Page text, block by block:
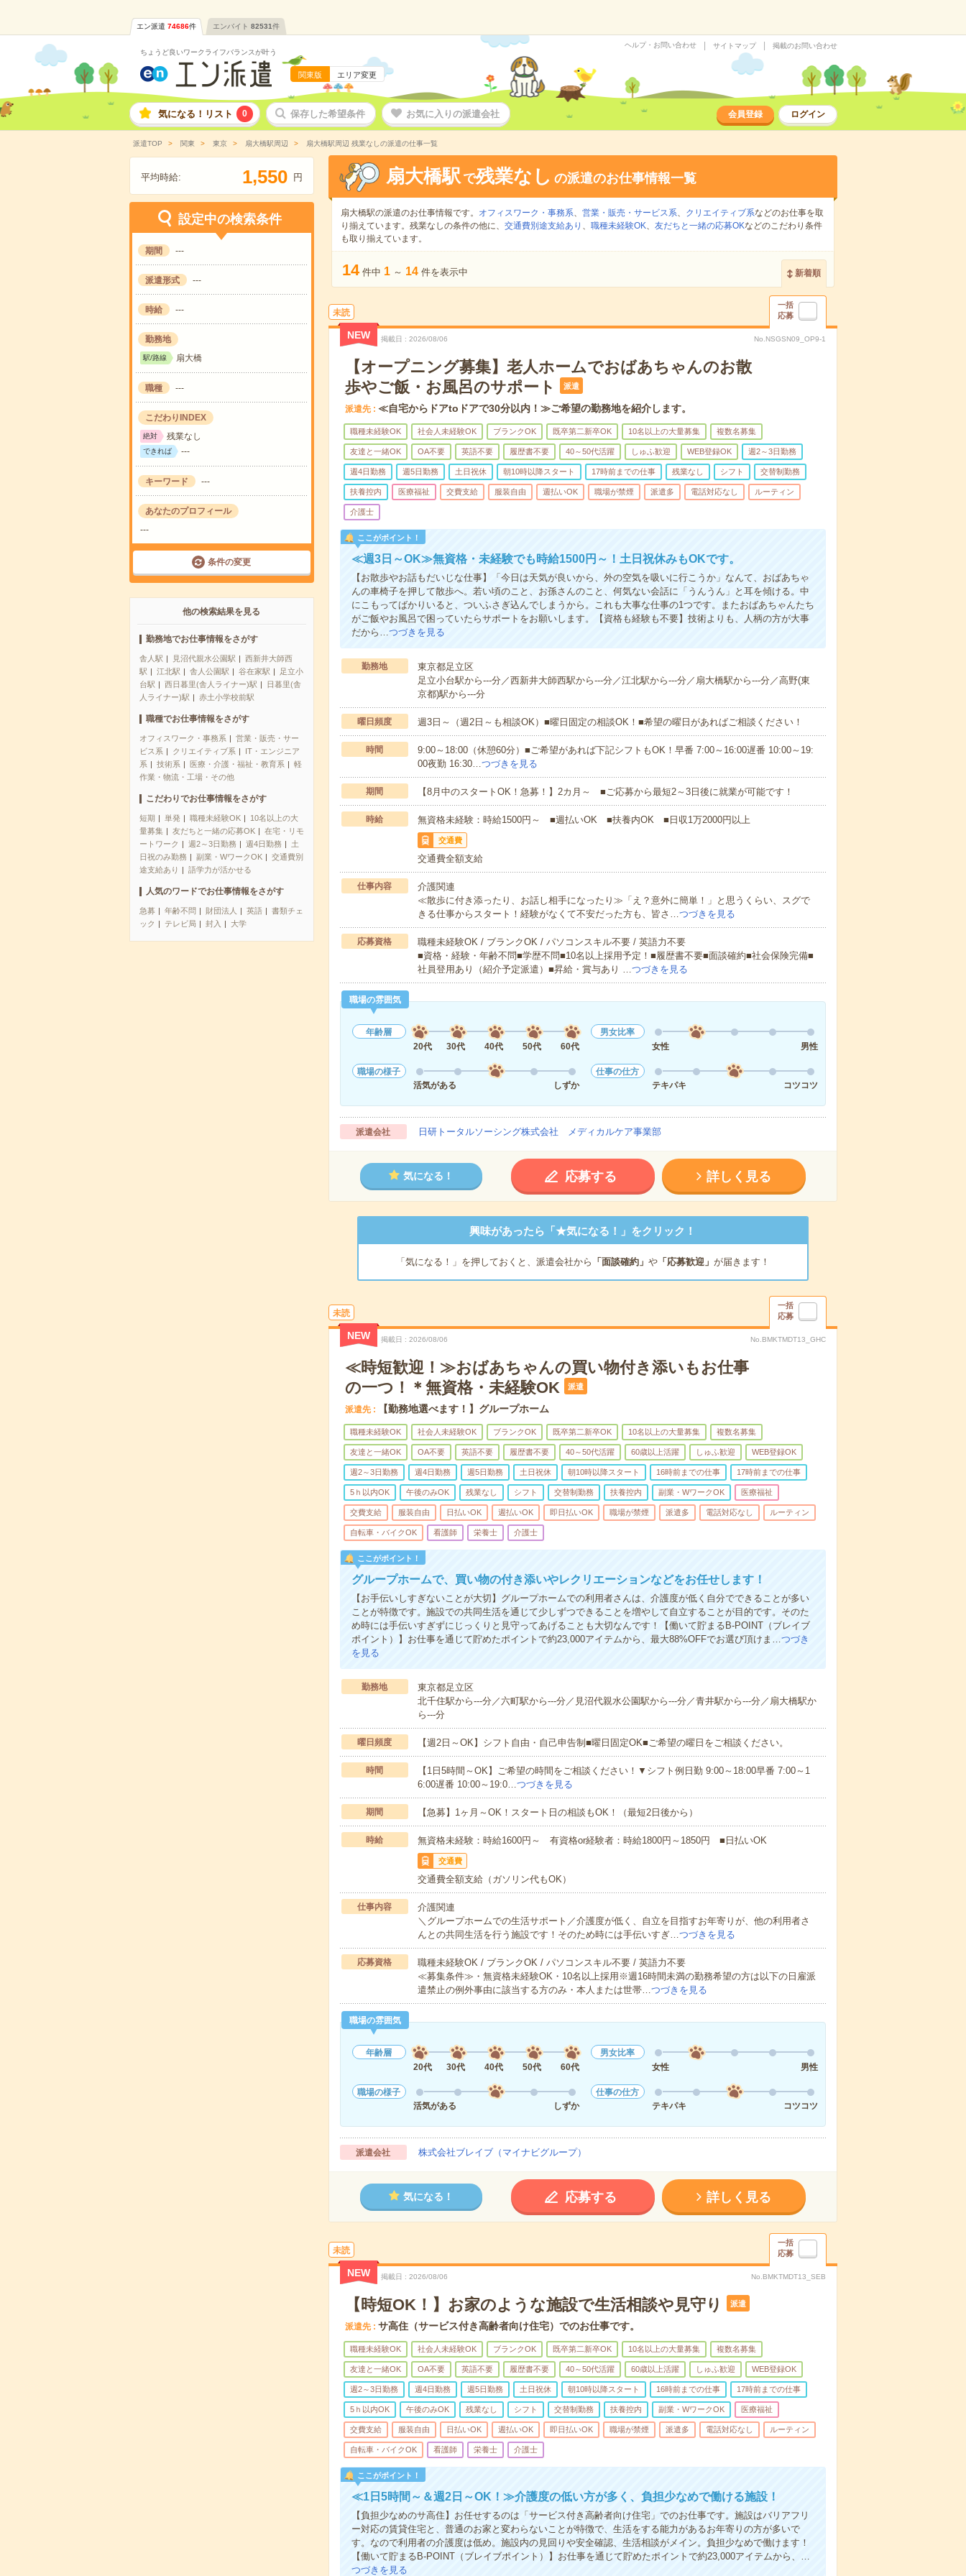
エン派遣 74686件 エンバイト 82531件
ちょうど良いワークライフバランスが叶う
関東版 エリア変更
ヘルプ・お問い合わせ サイトマップ 掲載のお問い合わせ
気になる！リスト 0 保存した希望条件 お気に入りの派遣会社 会員登録 ログイン
派遣TOP 関東 東京 扇大橋駅周辺 扇大橋駅周辺 残業なしの派遣の仕事一覧
平均時給: 1,550 円
設定中の検索条件
期間 ---
派遣形式 ---
時給 ---
勤務地
駅/路線 扇大橋
職種 ---
こだわりINDEX
絶対 残業なし
できれば ---
キーワード ---
あなたのプロフィール
---
条件の変更
他の検索結果を見る
勤務地でお仕事情報をさがす
舎人駅 見沼代親水公園駅
西新井大師西
駅
江北駅 舎人公園駅 谷在家駅
足立小
台駅
西日暮里(舎人ライナー)駅
日暮里(舎
人ライナー)駅
赤土小学校前駅
職種でお仕事情報をさがす
オフィスワーク・事務系
営業・販売・サー
ビス系
クリエイティブ系
IT・エンジニア
系
技術系 医療・介護・福祉・教育系
軽
作業・物流・工場・その他
こだわりでお仕事情報をさがす
短期 単発 職種未経験OK
10名以上の大
量募集
友だちと一緒の応募OK
在宅・リモ
ートワーク
週2～3日勤務 週4日勤務
土
日祝のみ勤務
副業・WワークOK
交通費別
途支給あり
語学力が活かせる
人気のワードでお仕事情報をさがす
急募 年齢不問 財団法人 英語
書類チェ
ック
テレビ局 封入 大学
扇大橋駅 で残業なし の派遣のお仕事情報一覧
扇大橋駅の派遣のお仕事情報です。 オフィスワーク・事務系、 営業・販売・サービス系、 クリエイティブ系などのお仕事を取
り揃えています。残業なしの条件の他に、 交通費別途支給あり 、 職種未経験OK、 友だちと一緒の応募OKなどのこだわり条件
も取り揃えています。
14 件中 1 ～ 14 件を表示中 新着順
未読
一括
応募
NEW 掲載日 2026/08/06 No.NSGSN09_OP9-1
【オープニング募集】老人ホームでおばあちゃんのお散
歩やご飯・お風呂のサポート
派遣
派遣先 ≪自宅からドアtoドアで30分以内！≫ご希望の勤務地を紹介します。
職種未経験OK 社会人未経験OK ブランクOK 既卒第二新卒OK 10名以上の大量募集 複数名募集
友達と一緒OK OA不要 英語不要 履歴書不要 40～50代活躍 しゅふ歓迎 WEB登録OK 週2～3日勤務
週4日勤務 週5日勤務 土日祝休 朝10時以降スタート 17時前までの仕事 残業なし シフト 交替制勤務
扶養控内 医療福祉 交費支給 服装自由 週払いOK 職場が禁煙 派遣多 電話対応なし ルーティン
介護士
ここがポイント！
≪週3日～OK≫無資格・未経験でも時給1500円～！土日祝休みもOKです。
【お散歩やお話もだいじな仕事】「今日は天気が良いから、外の空気を吸いに行こうか」なんて、おばあちゃ
んの車椅子を押して散歩へ。若い頃のこと、お孫さんのこと、何気ない会話に「うんうん」と耳を傾ける。中
にこもってばかりいると、ついふさぎ込んでしまうから。これも大事な仕事の1つです。またおばあちゃんたち
がご飯やお風呂で困っていたらサポートをお願いします。【資格も経験も不要】技術よりも、人柄の方が大事
だから…つづきを見る
勤務地
東京都足立区
足立小台駅から---分／西新井大師西駅から---分／江北駅から---分／扇大橋駅から---分／高野(東
京都)駅から---分
曜日頻度 週3日～（週2日～も相談OK）■曜日固定の相談OK！■希望の曜日があればご相談ください！
時間
9:00～18:00（休憩60分）■ご希望があれば下記シフトもOK！早番 7:00～16:00遅番 10:00～19:
00夜勤 16:30…つづきを見る
期間 【8月中のスタートOK！急募！】2カ月～ ■ご応募から最短2～3日後に就業が可能です！
時給 無資格未経験：時給1500円～ ■週払いOK ■扶養内OK ■日収1万2000円以上
交通費
交通費全額支給
仕事内容
介護関連
≪散歩に付き添ったり、お話し相手になったり≫「え？意外に簡単！」と思うくらい、スグで
きる仕事からスタート！経験がなくて不安だった方も、皆さ…つづきを見る
応募資格
職種未経験OK / ブランクOK / パソコンスキル不要 / 英語力不要
■資格・経験・年齢不問■学歴不問■10名以上採用予定！■履歴書不要■面談確約■社会保険完備■
社員登用あり（紹介予定派遣）■昇給・賞与あり …つづきを見る
職場の雰囲気
年齢層
20代
30代 40代 50代 60代
男女比率
女性
男性
職場の様子
活気がある
しずか
仕事の仕方
テキパキ
コツコツ
派遣会社 日研トータルソーシング株式会社 メディカルケア事業部
気になる！ 応募する 詳しく見る
興味があったら「★気になる！」をクリック！
「気になる！」を押しておくと、派遣会社から 「面談確約」 や「応募歓迎」 が届きます！
未読
一括
応募
NEW 掲載日 2026/08/06 No.BMKTMDT13_GHC
≪時短歓迎！≫おばあちゃんの買い物付き添いもお仕事
の一つ！＊無資格・未経験OK
派遣
派遣先 【勤務地選べます！】グループホーム
職種未経験OK 社会人未経験OK ブランクOK 既卒第二新卒OK 10名以上の大量募集 複数名募集
友達と一緒OK OA不要 英語不要 履歴書不要 40～50代活躍 60歳以上活躍 しゅふ歓迎 WEB登録OK
週2～3日勤務 週4日勤務 週5日勤務 土日祝休 朝10時以降スタート 16時前までの仕事 17時前までの仕事
5ｈ以内OK 午後のみOK 残業なし シフト 交替制勤務 扶養控内 副業・WワークOK 医療福祉
交費支給 服装自由 日払いOK 週払いOK 即日払いOK 職場が禁煙 派遣多 電話対応なし ルーティン
自転車・バイクOK 看護師 栄養士 介護士
ここがポイント！
グループホームで、買い物の付き添いやレクリエーションなどをお任せします！
【お手伝いしすぎないことが大切】グループホームでの利用者さんは、介護度が低く自分でできることが多い
ことが特徴です。施設での共同生活を通じて少しずつできることを増やして自立することが目的です。そのた
め時には手伝いすぎずにじっくりと見守ってあげることも大切なんです！【働いて貯まるB-POINT（ブレイブ
ポイント）】お仕事を通じて貯めたポイントで約23,000アイテムから、最大88%OFFでお選び頂けま…つづき
を見る
勤務地
東京都足立区
北千住駅から---分／六町駅から---分／見沼代親水公園駅から---分／青井駅から---分／扇大橋駅か
ら---分
曜日頻度 【週2日～OK】シフト自由・自己申告制■曜日固定OK■ご希望の曜日をご相談ください。
時間
【1日5時間～OK】ご希望の時間をご相談ください！▼シフト例日勤 9:00～18:00早番 7:00～1
6:00遅番 10:00～19:0…つづきを見る
期間 【急募】1ヶ月～OK！スタート日の相談もOK！（最短2日後から）
時給 無資格未経験：時給1600円～ 有資格or経験者：時給1800円～1850円 ■日払いOK
交通費
交通費全額支給（ガソリン代もOK）
仕事内容
介護関連
＼グループホームでの生活サポート／介護度が低く、自立を目指すお年寄りが、他の利用者さ
んとの共同生活を行う施設です！そのため時には手伝いすぎ…つづきを見る
応募資格
職種未経験OK / ブランクOK / パソコンスキル不要 / 英語力不要
≪募集条件≫・無資格未経験OK・10名以上採用※週16時間未満の勤務希望の方は以下の日雇派
遣禁止の例外事由に該当する方のみ・本人または世帯…つづきを見る
職場の雰囲気
年齢層
20代
30代 40代 50代 60代
男女比率
女性
男性
職場の様子
活気がある
しずか
仕事の仕方
テキパキ
コツコツ
派遣会社 株式会社ブレイブ（マイナビグループ）
気になる！ 応募する 詳しく見る
未読
一括
応募
NEW 掲載日 2026/08/06 No.BMKTMDT13_SEB
【時短OK！】お家のような施設で生活相談や見守り 派遣
派遣先 サ高住（サービス付き高齢者向け住宅）でのお仕事です。
職種未経験OK 社会人未経験OK ブランクOK 既卒第二新卒OK 10名以上の大量募集 複数名募集
友達と一緒OK OA不要 英語不要 履歴書不要 40～50代活躍 60歳以上活躍 しゅふ歓迎 WEB登録OK
週2～3日勤務 週4日勤務 週5日勤務 土日祝休 朝10時以降スタート 16時前までの仕事 17時前までの仕事
5ｈ以内OK 午後のみOK 残業なし シフト 交替制勤務 扶養控内 副業・WワークOK 医療福祉
交費支給 服装自由 日払いOK 週払いOK 即日払いOK 職場が禁煙 派遣多 電話対応なし ルーティン
自転車・バイクOK 看護師 栄養士 介護士
ここがポイント！
≪1日5時間～＆週2日～OK！≫介護度の低い方が多く、負担少なめで働ける施設！
【負担少なめのサ高住】お任せするのは「サービス付き高齢者向け住宅」でのお仕事です。施設はバリアフリ
ー対応の賃貸住宅と、普通のお家と変わらないことが特徴で、生活をする能力があるお年寄りの方が多いで
す。なので利用者の介護度は低め。施設内の見回りや安全確認、生活相談がメイン。負担少なめで働けます！
【働いて貯まるB-POINT（ブレイブポイント）】お仕事を通じて貯めたポイントで約23,000アイテムから、…
つづきを見る